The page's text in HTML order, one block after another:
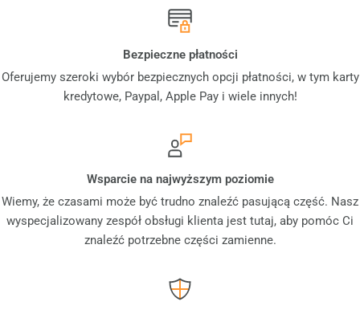
Bezpieczne płatności
Oferujemy szeroki wybór bezpiecznych opcji płatności, w tym karty
kredytowe, Paypal, Apple Pay i wiele innych!
Wsparcie na najwyższym poziomie
Wiemy, że czasami może być trudno znaleźć pasującą część. Nasz
wyspecjalizowany zespół obsługi klienta jest tutaj, aby pomóc Ci
znaleźć potrzebne części zamienne.